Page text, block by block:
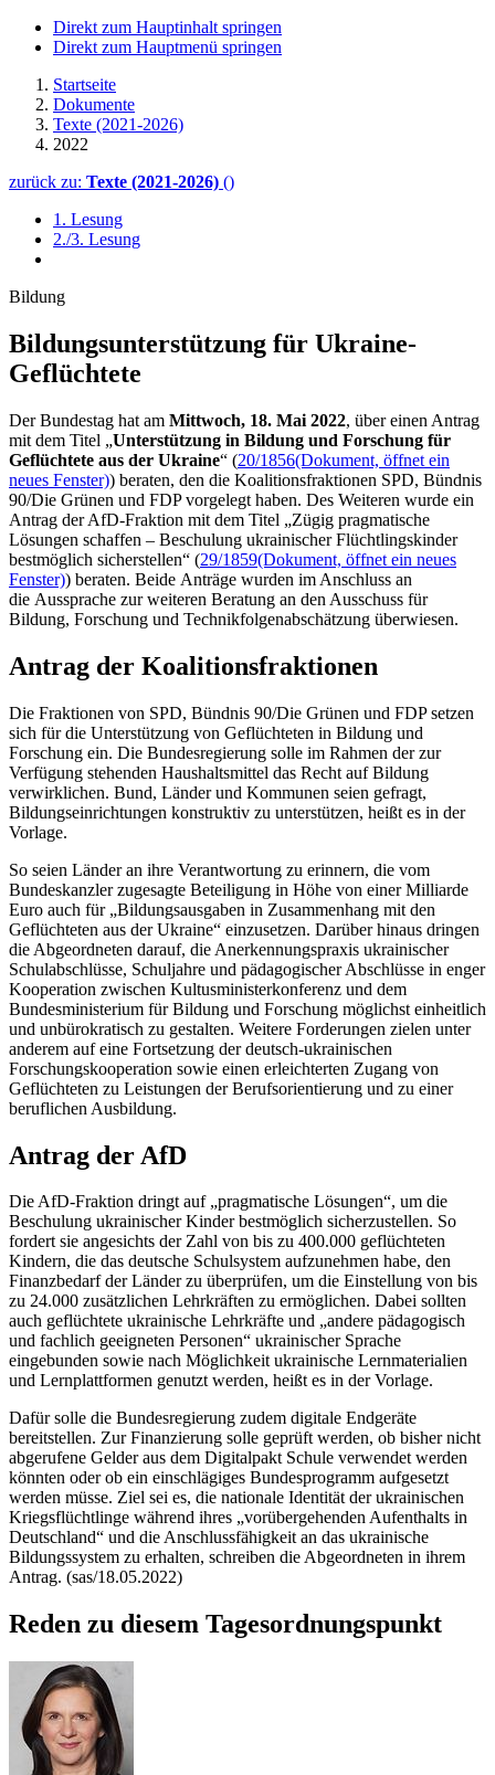
Direkt zum Hauptinhalt springen
Direkt zum Hauptmenü springen
Startseite
Dokumente
Texte (2021-2026)
2022
zurück zu: Texte (2021-2026) ()
1. Lesung
2./3. Lesung
Bildung
Bildungsunter­stützung für Ukraine-
Geflüchtete
Der Bundestag hat am Mittwoch, 18. Mai 2022, über einen Antrag
mit dem Titel „Unterstützung in Bildung und Forschung für
Geflüchtete aus der Ukraine“ (20/1856(Dokument, öffnet ein
neues Fenster)) beraten, den die Koalitionsfraktionen SPD, Bündnis
90/Die Grünen und FDP vorgelegt haben. Des Weiteren wurde ein
Antrag der AfD-Fraktion mit dem Titel „Zügig pragmatische
Lösungen schaffen – Beschulung ukrainischer Flüchtlingskinder
bestmöglich sicherstellen“ (29/1859(Dokument, öffnet ein neues
Fenster)) beraten. Beide Anträge wurden im Anschluss an
die Aussprache zur weiteren Beratung an den Ausschuss für
Bildung, Forschung und Technikfolgenabschätzung überwiesen.
Antrag der Koalitionsfraktionen
Die Fraktionen von SPD, Bündnis 90/Die Grünen und FDP setzen
sich für die Unterstützung von Geflüchteten in Bildung und
Forschung ein. Die Bundesregierung solle im Rahmen der zur
Verfügung stehenden Haushaltsmittel das Recht auf Bildung
verwirklichen. Bund, Länder und Kommunen seien gefragt,
Bildungseinrichtungen konstruktiv zu unterstützen, heißt es in der
Vorlage.
So seien Länder an ihre Verantwortung zu erinnern, die vom
Bundeskanzler zugesagte Beteiligung in Höhe von einer Milliarde
Euro auch für „Bildungsausgaben in Zusammenhang mit den
Geflüchteten aus der Ukraine“ einzusetzen. Darüber hinaus dringen
die Abgeordneten darauf, die Anerkennungspraxis ukrainischer
Schulabschlüsse, Schuljahre und pädagogischer Abschlüsse in enger
Kooperation zwischen Kultusministerkonferenz und dem
Bundesministerium für Bildung und Forschung möglichst einheitlich
und unbürokratisch zu gestalten. Weitere Forderungen zielen unter
anderem auf eine Fortsetzung der deutsch-ukrainischen
Forschungskooperation sowie einen erleichterten Zugang von
Geflüchteten zu Leistungen der Berufsorientierung und zu einer
beruflichen Ausbildung.
Antrag der AfD
Die AfD-Fraktion dringt auf „pragmatische Lösungen“, um die
Beschulung ukrainischer Kinder bestmöglich sicherzustellen. So
fordert sie angesichts der Zahl von bis zu 400.000 geflüchteten
Kindern, die das deutsche Schulsystem aufzunehmen habe, den
Finanzbedarf der Länder zu überprüfen, um die Einstellung von bis
zu 24.000 zusätzlichen Lehrkräften zu ermöglichen. Dabei sollten
auch geflüchtete ukrainische Lehrkräfte und „andere pädagogisch
und fachlich geeigneten Personen“ ukrainischer Sprache
eingebunden sowie nach Möglichkeit ukrainische Lernmaterialien
und Lernplattformen genutzt werden, heißt es in der Vorlage.
Dafür solle die Bundesregierung zudem digitale Endgeräte
bereitstellen. Zur Finanzierung solle geprüft werden, ob bisher nicht
abgerufene Gelder aus dem Digitalpakt Schule verwendet werden
könnten oder ob ein einschlägiges Bundesprogramm aufgesetzt
werden müsse. Ziel sei es, die nationale Identität der ukrainischen
Kriegsflüchtlinge während ihres „vorübergehenden Aufenthalts in
Deutschland“ und die Anschlussfähigkeit an das ukrainische
Bildungssystem zu erhalten, schreiben die Abgeordneten in ihrem
Antrag. (sas/18.05.2022)
Reden zu diesem Tagesordnungspunkt